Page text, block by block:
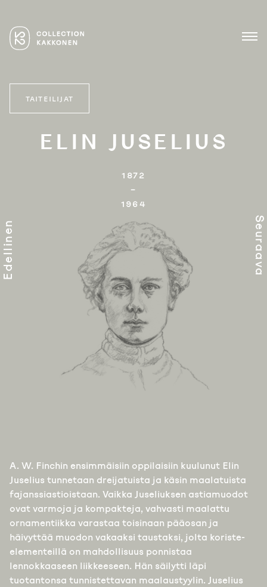
content
COLLECTION KAKKONEN
Lasin ja keramiikan
TAITEILIJAT
ELIN JUSELIUS
1872
–
1964
A. W. Finchin ensimmäisiin oppilaisiin kuulunut Elin
Juselius tunnetaan dreijatuista ja käsin maalatuista
fajanssiastioistaan. Vaikka Juseliuksen astiamuodot
ovat varmoja ja kompakteja, vahvasti maalattu
ornamentiikka varastaa toisinaan pääosan ja
häivyttää muodon vakaaksi taustaksi, jolta koriste-
elementeillä on mahdollisuus ponnistaa
lennokkaaseen liikkeeseen. Hän säilytti läpi
tuotantonsa tunnistettavan maalaustyylin. Juselius
Edellinen Seuraava